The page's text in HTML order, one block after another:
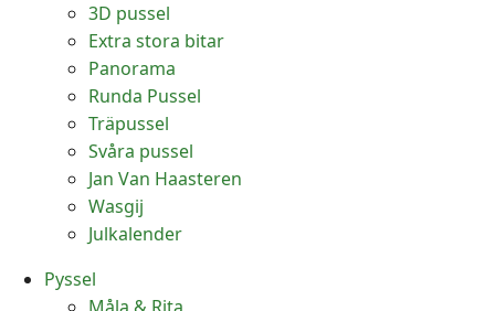
3D pussel
Extra stora bitar
Panorama
Runda Pussel
Träpussel
Svåra pussel
Jan Van Haasteren
Wasgij
Julkalender
Pyssel